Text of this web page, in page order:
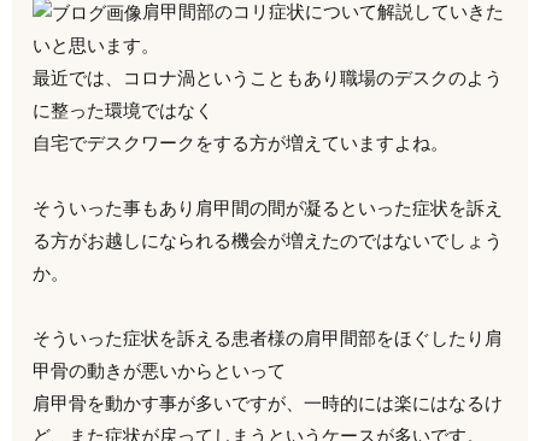
肩甲間部のコリ症状について解説していきた
いと思います。
最近では、コロナ渦ということもあり職場のデスクのよう
に整った環境ではなく
自宅でデスクワークをする方が増えていますよね。
そういった事もあり肩甲間の間が凝るといった症状を訴え
る方がお越しになられる機会が増えたのではないでしょう
か。
そういった症状を訴える患者様の肩甲間部をほぐしたり肩
甲骨の動きが悪いからといって
肩甲骨を動かす事が多いですが、一時的には楽にはなるけ
ど、また症状が戻ってしまうというケースが多いです。